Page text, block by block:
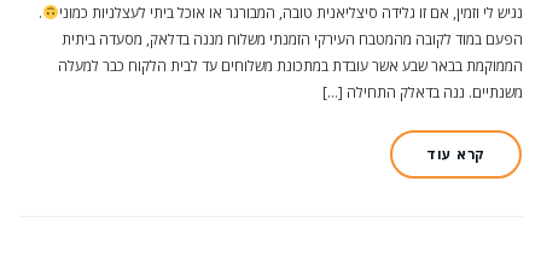
נגיש לי וזמין, אם זו גלידה סיצליאנית טובה, המבורגר או אוכל ביתי לעצלניות כמוני
.
הפעם במוד לקובה מהמטבח העירקי הזמנתי משלוח מננה בדלאק, מסעדה ביתית
הממוקמת בבאר שבע אשר עובדת במתכונת משלוחים עד לבית הלקוח כבר למעלה
משנתיים. ננה בדאלק התחילה […]
קרא עוד